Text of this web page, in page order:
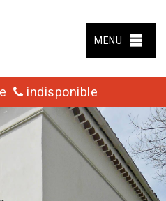
MENU
indisponible